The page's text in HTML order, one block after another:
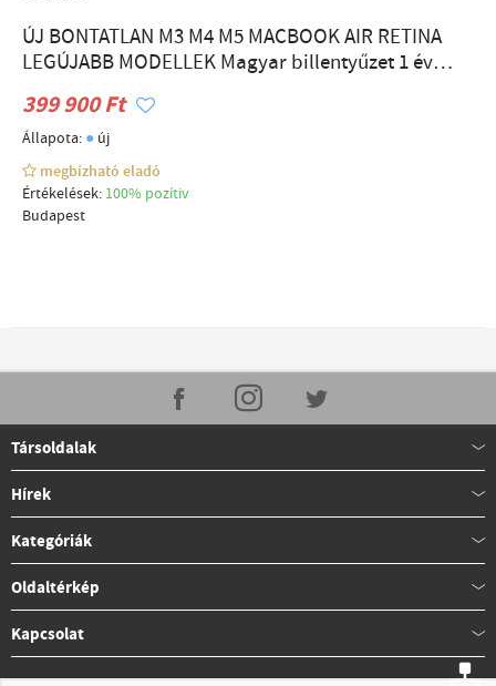
ÚJ BONTATLAN M3 M4 M5 MACBOOK AIR RETINA
LEGÚJABB MODELLEK Magyar billentyűzet 1 év
399 900 Ft
Állapota: ● új
megbízható eladó
Értékelések: 100% pozítiv
Budapest
Társoldalak
Hírek
Kategóriák
Oldaltérkép
Kapcsolat